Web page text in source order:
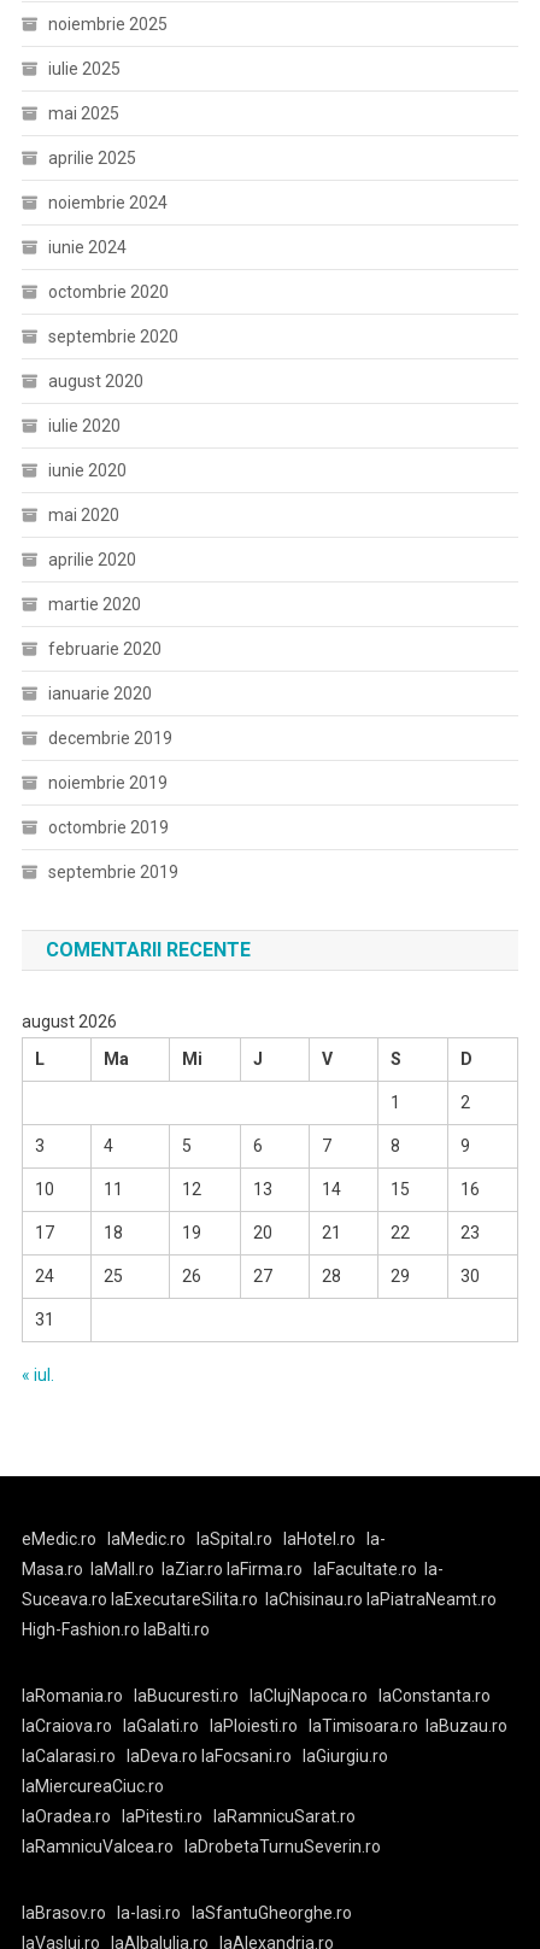
noiembrie 2025
iulie 2025
mai 2025
aprilie 2025
noiembrie 2024
iunie 2024
octombrie 2020
septembrie 2020
august 2020
iulie 2020
iunie 2020
mai 2020
aprilie 2020
martie 2020
februarie 2020
ianuarie 2020
decembrie 2019
noiembrie 2019
octombrie 2019
septembrie 2019
COMENTARII RECENTE
august 2026
L
Ma Mi J V S D
1 2
3 4 5 6 7 8 9
10 11 12 13 14 15 16
17 18 19 20 21 22 23
24 25 26 27 28 29 30
31
« iul.
eMedic.ro laMedic.ro laSpital.ro laHotel.ro
la-
Masa.ro
laMall.ro laZiar.ro laFirma.ro laFacultate.ro
la-
Suceava.ro laExecutareSilita.ro laChisinau.ro laPiatraNeamt.ro
High-Fashion.ro laBalti.ro
laRomania.ro laBucuresti.ro laClujNapoca.ro
laConstanta.ro
laCraiova.ro
laGalati.ro laPloiesti.ro laTimisoara.ro
laBuzau.ro
laCalarasi.ro
laDeva.ro laFocsani.ro
laGiurgiu.ro
laMiercureaCiuc.ro
laOradea.ro
laPitesti.ro
laRamnicuSarat.ro
laRamnicuValcea.ro
laDrobetaTurnuSeverin.ro
laBrasov.ro la-Iasi.ro
laSfantuGheorghe.ro
laVaslui.ro
laAlbaIulia.ro laAlexandria.ro